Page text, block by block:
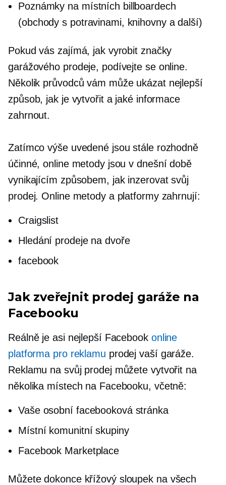
Poznámky na místních billboardech
(obchody s potravinami, knihovny a další)
Pokud vás zajímá, jak vyrobit značky
garážového prodeje, podívejte se online.
Několik průvodců vám může ukázat nejlepší
způsob, jak je vytvořit a jaké informace
zahrnout.
Zatímco výše uvedené jsou stále rozhodně
účinné, online metody jsou v dnešní době
vynikajícím způsobem, jak inzerovat svůj
prodej. Online metody a platformy zahrnují:
Craigslist
Hledání prodeje na dvoře
facebook
Jak zveřejnit prodej garáže na
Facebooku
Reálně je asi nejlepší Facebook online
platforma pro reklamu prodej vaší garáže.
Reklamu na svůj prodej můžete vytvořit na
několika místech na Facebooku, včetně:
Vaše osobní facebooková stránka
Místní komunitní skupiny
Facebook Marketplace
Můžete dokonce křížový sloupek na všech